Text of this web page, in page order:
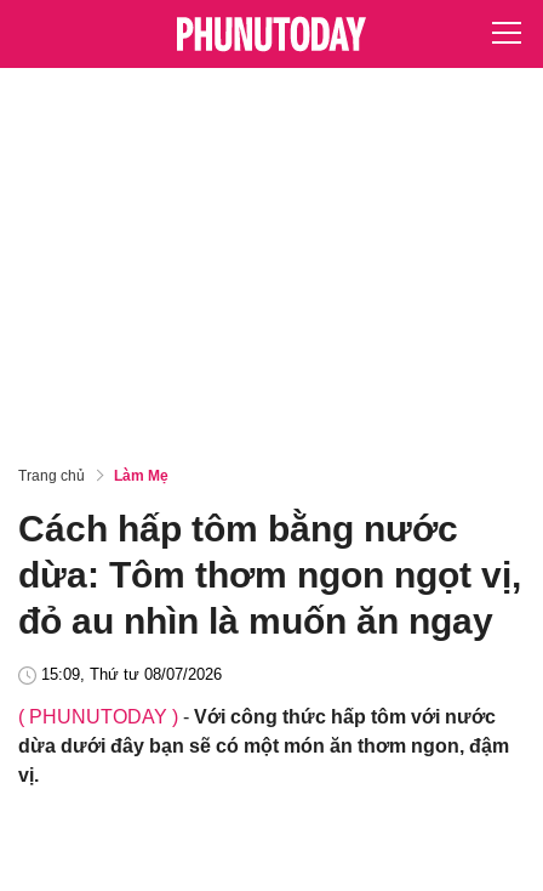
Trang chủ Làm Mẹ
Cách hấp tôm bằng nước
dừa: Tôm thơm ngon ngọt vị,
đỏ au nhìn là muốn ăn ngay
15:09, Thứ tư 08/07/2026
( PHUNUTODAY ) - Với công thức hấp tôm với nước
dừa dưới đây bạn sẽ có một món ăn thơm ngon, đậm
vị.